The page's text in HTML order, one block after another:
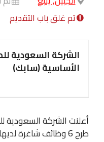
تم غلق باب التقديم
الشركة السعودية
الأساسية (سابك)
أعلنت الشركة السعودية
طرح 6 وظائف شاغرة لديها، للتخصصات التالية: